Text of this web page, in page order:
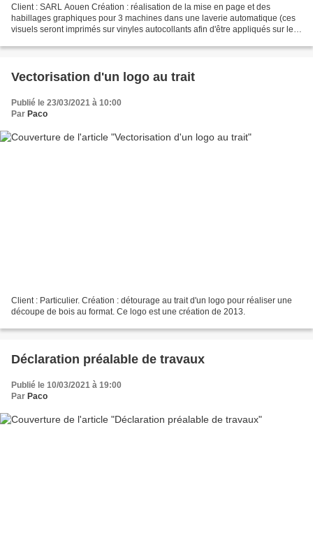
Client : SARL Aouen Création : réalisation de la mise en page et des
habillages graphiques pour 3 machines dans une laverie automatique (ces
visuels seront imprimés sur vinyles autocollants afin d'être appliqués sur les
Vectorisation d'un logo au trait
Publié le 23/03/2021 à 10:00
Par Paco
Client : Particulier. Création : détourage au trait d'un logo pour réaliser une
découpe de bois au format. Ce logo est une création de 2013.
Déclaration préalable de travaux
Publié le 10/03/2021 à 19:00
Par Paco